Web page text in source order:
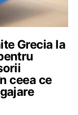
Grecia la
ceea ce